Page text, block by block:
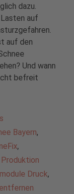
dazu.
auf
auf den
Und wann
befreit
Bayern,
,
Produktion
Druck,